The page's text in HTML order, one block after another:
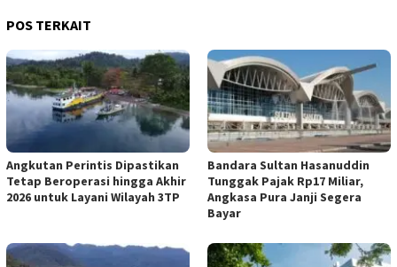
POS TERKAIT
Angkutan Perintis Dipastikan
Tetap Beroperasi hingga Akhir
2026 untuk Layani Wilayah 3TP
Bandara Sultan Hasanuddin
Tunggak Pajak Rp17 Miliar,
Angkasa Pura Janji Segera
Bayar